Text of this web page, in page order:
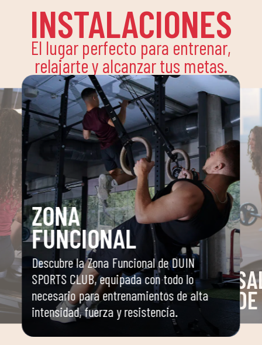
INSTALACIONES
El lugar perfecto para entrenar,
relajarte y alcanzar tus metas.
ZONA
FUNCIONAL
Descubre la Zona Funcional de DUIN
SPORTS CLUB, equipada con todo lo
necesario para entrenamientos de alta
intensidad, fuerza y resistencia.